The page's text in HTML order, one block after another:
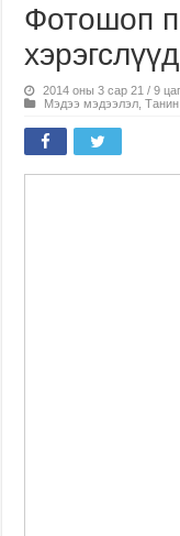
Фотошоп
2014 оны 3 сар 21 / 9
Мэдээ мэдээлэл ,